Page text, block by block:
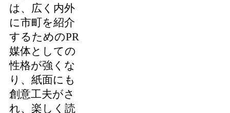
は、広く内外
に市町を紹介
するためのPR
媒体としての
性格が強くな
り、紙面にも
創意工夫がさ
れ、楽しく読